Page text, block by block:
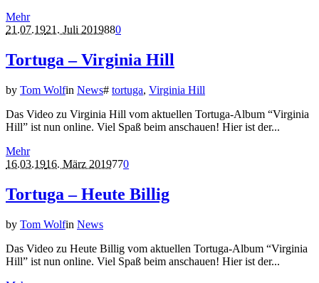
Mehr
21.07.1921. Juli 2019880
Tortuga – Virginia Hill
by Tom Wolfin News# tortuga, Virginia Hill
Das Video zu Virginia Hill vom aktuellen Tortuga-Album “Virginia
Hill” ist nun online. Viel Spaß beim anschauen! Hier ist der...
Mehr
16.03.1916. März 2019770
Tortuga – Heute Billig
by Tom Wolfin News
Das Video zu Heute Billig vom aktuellen Tortuga-Album “Virginia
Hill” ist nun online. Viel Spaß beim anschauen! Hier ist der...